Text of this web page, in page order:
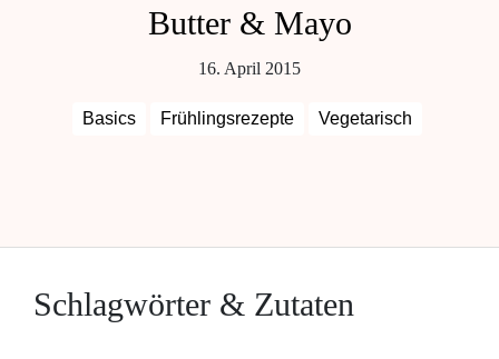
Butter & Mayo
16. April 2015
Basics Frühlingsrezepte Vegetarisch
Schlagwörter & Zutaten